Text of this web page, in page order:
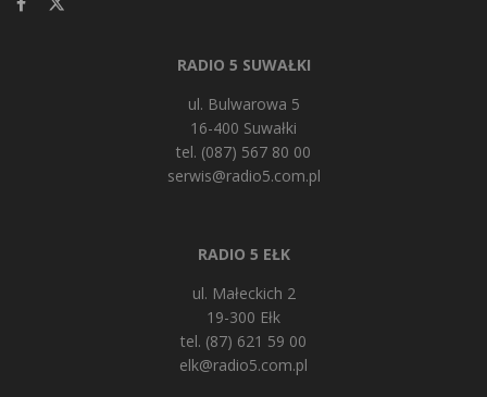
RADIO 5 SUWAŁKI
ul. Bulwarowa 5
16-400 Suwałki
tel. (087) 567 80 00
serwis@radio5.com.pl
RADIO 5 EŁK
ul. Małeckich 2
19-300 Ełk
tel. (87) 621 59 00
elk@radio5.com.pl